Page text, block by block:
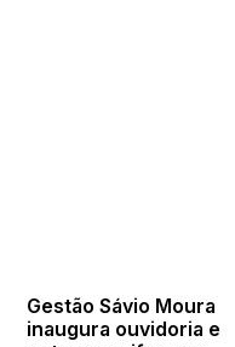
Gestão Sávio Moura
inaugura ouvidoria e